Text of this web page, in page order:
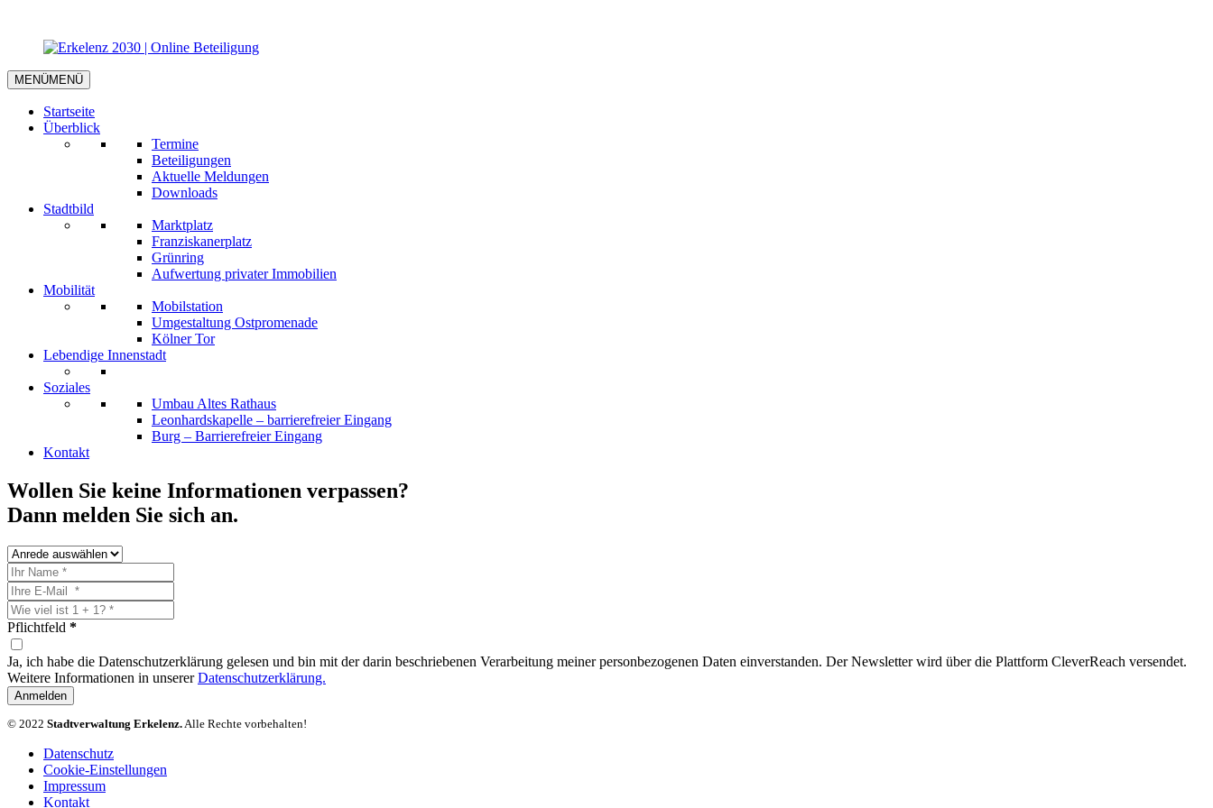
MENÜMENÜ
Startseite
Überblick
Termine
Beteiligungen
Aktuelle Meldungen
Downloads
Stadtbild
Marktplatz
Franziskanerplatz
Grünring
Aufwertung privater Immobilien
Mobilität
Mobilstation
Umgestaltung Ostpromenade
Kölner Tor
Lebendige Innenstadt
Soziales
Umbau Altes Rathaus
Leonhardskapelle – barrierefreier Eingang
Burg – Barrierefreier Eingang
Kontakt
Wollen Sie keine Informationen verpassen?
Dann melden Sie sich an.
Pflichtfeld *
Ja, ich habe die Datenschutzerklärung gelesen und bin mit der darin beschriebenen Verarbeitung meiner personbezogenen Daten einverstanden. Der Newsletter wird über die Plattform CleverReach versendet.
Weitere Informationen in unsererDatenschutzerklärung.
Anmelden
© 2022 Stadtverwaltung Erkelenz.Alle Rechte vorbehalten!
Datenschutz
Cookie-Einstellungen
Impressum
Kontakt